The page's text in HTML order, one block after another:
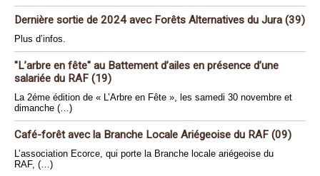
Dernière sortie de 2024 avec Forêts Alternatives du Jura (39)
Plus d’infos.
"L’arbre en fête" au Battement d’ailes en présence d’une
salariée du RAF (19)
La 2éme édition de « L’Arbre en Fête », les samedi 30 novembre et
dimanche (…)
Café-forêt avec la Branche Locale Ariégeoise du RAF (09)
L’association Ecorce, qui porte la Branche locale ariégeoise du
RAF, (…)